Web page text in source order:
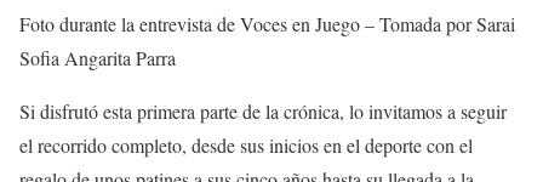
Foto durante la entrevista de Voces en Juego – Tomada por Sarai
Sofia Angarita Parra
Si disfrutó esta primera parte de la crónica, lo invitamos a seguir
el recorrido completo, desde sus inicios en el deporte con el